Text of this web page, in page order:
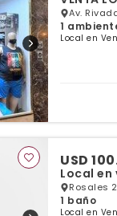
Av.
1
Local en
USD
Local en
Rosales
1 baño
Local en